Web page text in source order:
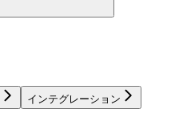
インテグレーション